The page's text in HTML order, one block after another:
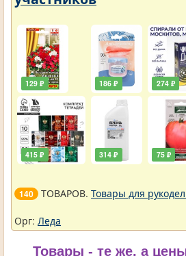
129 ₽
415 ₽
186 ₽
314 ₽
274 ₽
75 ₽
140 ТОВАРОВ. Товары для
Орг: Леда
Товары - те же, а